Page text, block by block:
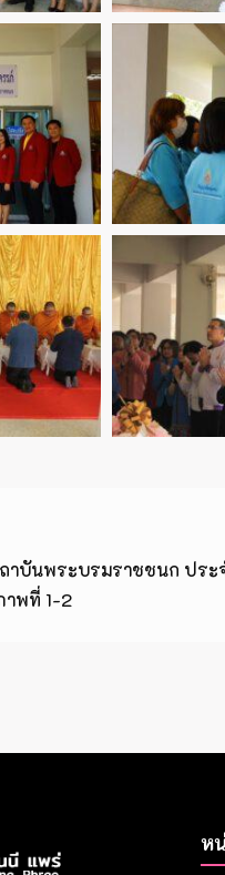
ถาบันพระบรมราชชนก ปร
าพที่ 1-2
ห